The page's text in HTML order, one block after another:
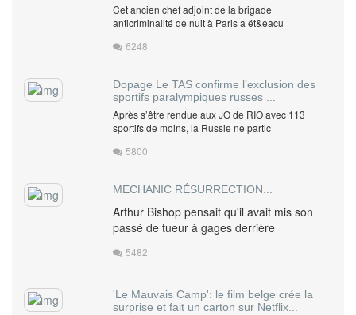
Cet ancien chef adjoint de la brigade
anticriminalité de nuit à Paris a ét&eacu
6248
Dopage Le TAS confirme l’exclusion des
sportifs paralympiques russes ...
Après s’être rendue aux JO de RIO avec 113
sportifs de moins, la Russie ne partic
5800
MECHANIC RÉSURRECTION...
Arthur Bishop pensait qu'il avait mis son
passé de tueur à gages derrière
5482
'Le Mauvais Camp': le film belge crée la
surprise et fait un carton sur Netflix...